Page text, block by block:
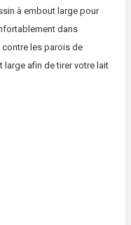
à embout large pour
dans
contre les parois de
large afin de tirer votre lait